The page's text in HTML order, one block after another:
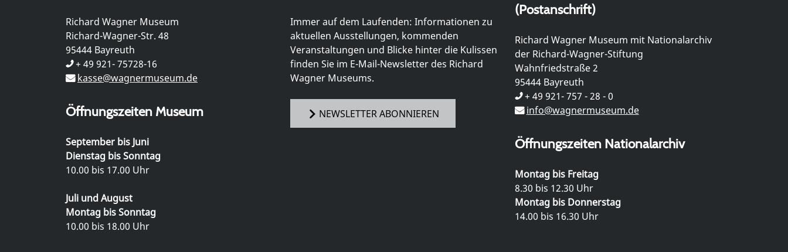
Richard Wagner Museum
Richard-Wagner-Str. 48
95444 Bayreuth
+ 49 921- 75728-16
kasse@wagnermuseum.de
Öffnungszeiten Museum
September bis Juni
Dienstag bis Sonntag
10.00 bis 17.00 Uhr
Juli und August
Montag bis Sonntag
10.00 bis 18.00 Uhr
Immer auf dem Laufenden: Informationen zu
aktuellen Ausstellungen, kommenden
Veranstaltungen und Blicke hinter die Kulissen
finden Sie im E-Mail-Newsletter des Richard
Wagner Museums.
NEWSLETTER ABONNIEREN
(Postanschrift)
Richard Wagner Museum mit Nationalarchiv
der Richard-Wagner-Stiftung
Wahnfriedstraße 2
95444 Bayreuth
+ 49 921- 757 - 28 - 0
info@wagnermuseum.de
Öffnungszeiten Nationalarchiv
Montag bis Freitag
8.30 bis 12.30 Uhr
Montag bis Donnerstag
14.00 bis 16.30 Uhr